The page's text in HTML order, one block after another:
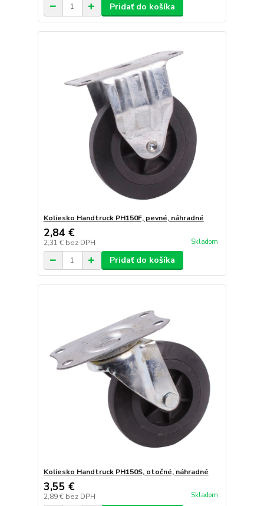
Pridať do košíka
Koliesko Handtruck PH150F, pevné, náhradné
2,84 €
2,31 € bez DPH Skladom
Pridať do košíka
Koliesko Handtruck PH150S, otočné, náhradné
3,55 €
2,89 € bez DPH Skladom